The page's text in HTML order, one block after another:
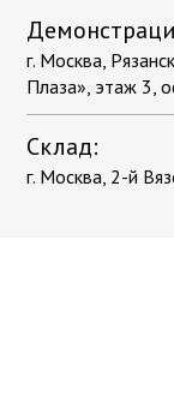
г. Москва,
Плаза», этаж 3,
Склад:
г. Москва, 2-й